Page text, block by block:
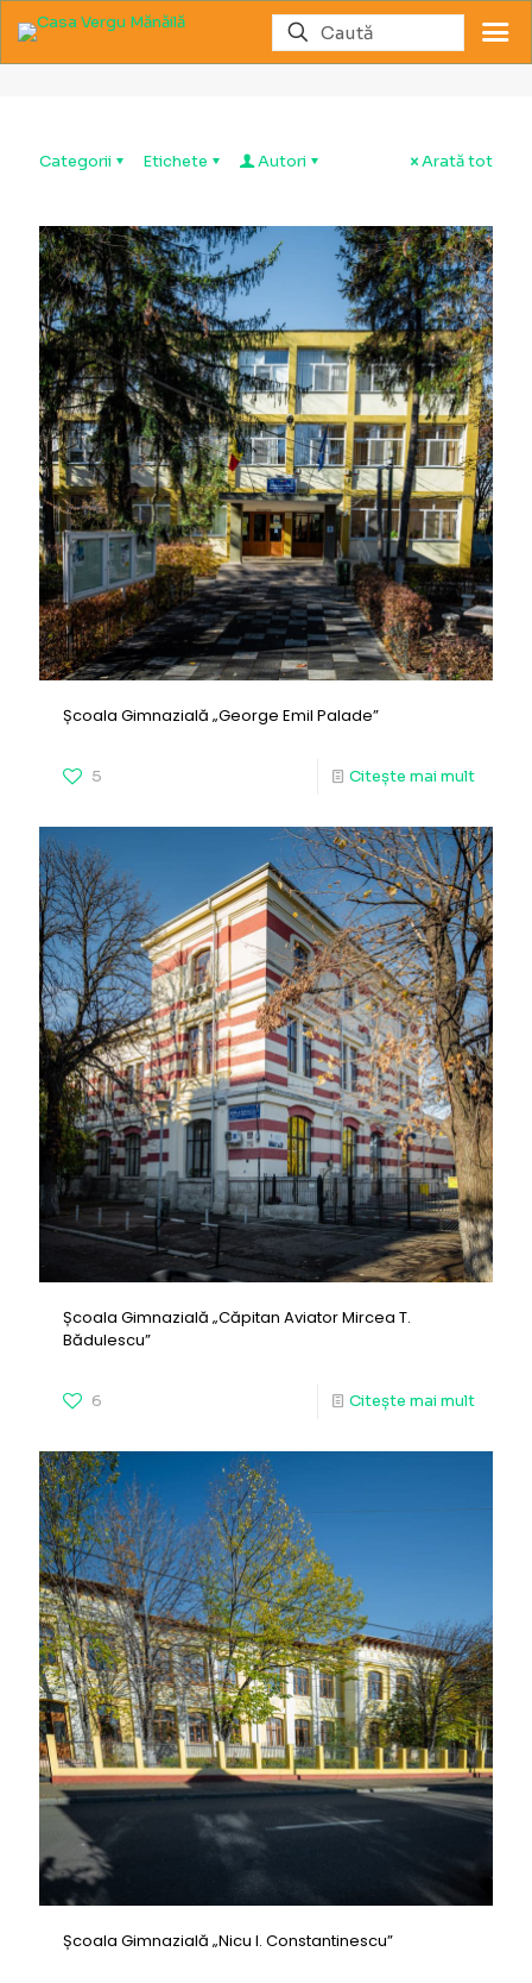
Școli
Categorii Etichete Autori Arată tot
Școala Gimnazială „George Emil Palade”
5 Citește mai mult
Școala Gimnazială „Căpitan Aviator Mircea T.
Bădulescu”
6 Citește mai mult
Școala Gimnazială „Nicu I. Constantinescu”